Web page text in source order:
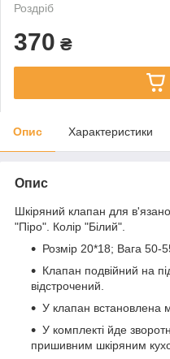
Роздріб
370 ₴
Опис Характеристики
Опис
Шкіряний клапан для
"Піро". Колір "Білий".
Розмір 20*18; Вага 50-
Клапан подвійний на
відстрочений.
У клапан встановлена
У комплекті йде
пришивним шкіряним